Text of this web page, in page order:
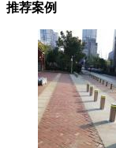
推荐案例